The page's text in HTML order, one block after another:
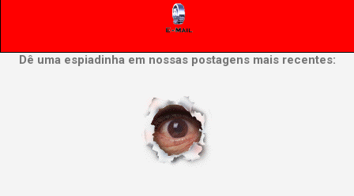
Dê uma espiadinha em nossas postagens mais recentes: